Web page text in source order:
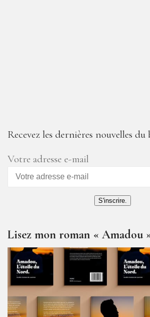
Recevez les dernières nouvelles du
Votre adresse e-mail
S'inscrire.
Lisez mon roman « Amadou